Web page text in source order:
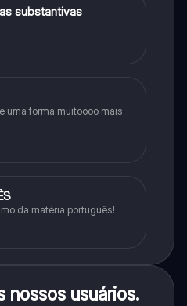
substantivas
uma forma muitoooo mais
da matéria português!
nossos usuários.